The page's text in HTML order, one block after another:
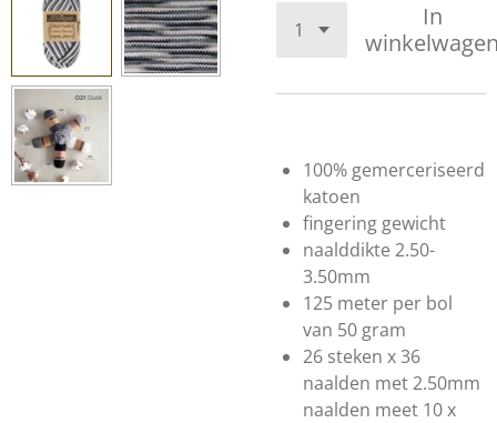
In
100% gemerceriseerd
katoen
fingering gewicht
naalddikte 2.50-
3.50mm
125 meter per bol
van 50 gram
26 steken x 36
naalden met 2.50mm
naalden meet 10 x